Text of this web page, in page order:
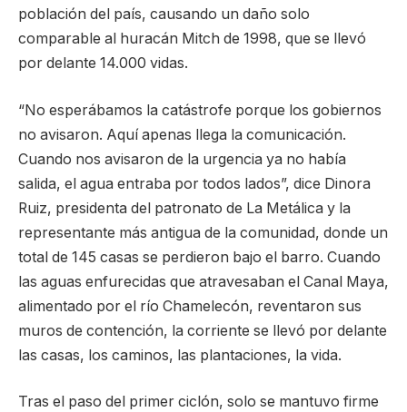
población del país, causando un daño solo
comparable al huracán Mitch de 1998, que se llevó
por delante 14.000 vidas.
“No esperábamos la catástrofe porque los gobiernos
no avisaron. Aquí apenas llega la comunicación.
Cuando nos avisaron de la urgencia ya no había
salida, el agua entraba por todos lados”, dice Dinora
Ruiz, presidenta del patronato de La Metálica y la
representante más antigua de la comunidad, donde un
total de 145 casas se perdieron bajo el barro. Cuando
las aguas enfurecidas que atravesaban el Canal Maya,
alimentado por el río Chamelecón, reventaron sus
muros de contención, la corriente se llevó por delante
las casas, los caminos, las plantaciones, la vida.
Tras el paso del primer ciclón, solo se mantuvo firme